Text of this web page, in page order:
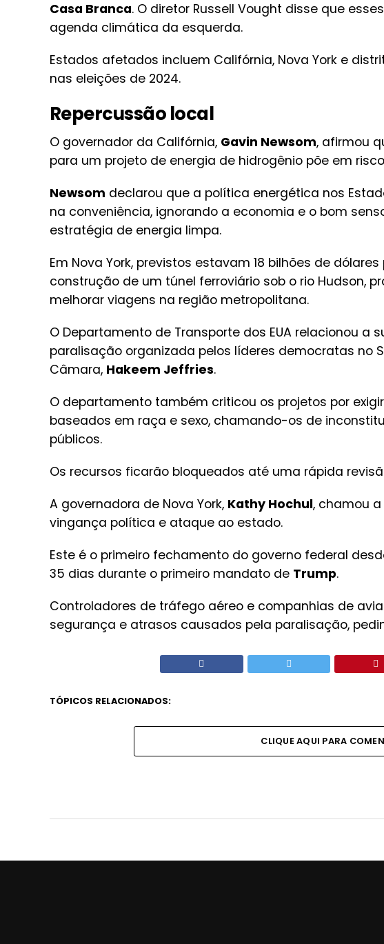
Casa Branca. O diretor Russell Vought disse que
agenda climática da esquerda.
Estados afetados incluem Califórnia, Nova York e
nas eleições de 2024.
Repercussão local
O governador da Califórnia, Gavin Newsom, afirmou
para um projeto de energia de hidrogênio põe em
Newsom declarou que a política energética nos
na conveniência, ignorando a economia e o bom
estratégia de energia limpa.
Em Nova York, previstos estavam 18 bilhões de
construção de um túnel ferroviário sob o rio Hudson,
melhorar viagens na região metropolitana.
O Departamento de Transporte dos EUA relacionou a
paralisação organizada pelos líderes democratas no
Câmara, Hakeem Jeffries.
O departamento também criticou os projetos por
baseados em raça e sexo, chamando-os de
públicos.
Os recursos ficarão bloqueados até uma rápida
A governadora de Nova York, Kathy Hochul, chamou
vingança política e ataque ao estado.
Este é o primeiro fechamento do governo federal
35 dias durante o primeiro mandato de Trump.
Controladores de tráfego aéreo e companhias de
segurança e atrasos causados pela paralisação,
TÓPICOS RELACIONADOS:
CLIQUE AQUI PARA